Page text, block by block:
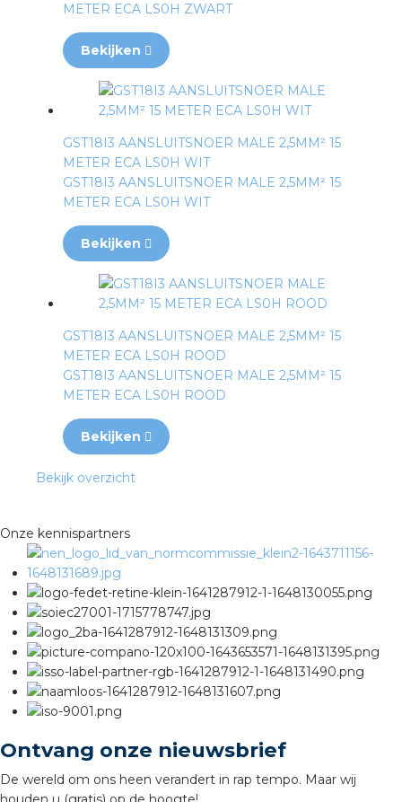
METER ECA LS0H ZWART
Bekijken
GST18I3 AANSLUITSNOER MALE 2,5MM² 15
METER ECA LS0H WIT
GST18I3 AANSLUITSNOER MALE 2,5MM² 15
METER ECA LS0H WIT
Bekijken
GST18I3 AANSLUITSNOER MALE 2,5MM² 15
METER ECA LS0H ROOD
GST18I3 AANSLUITSNOER MALE 2,5MM² 15
METER ECA LS0H ROOD
Bekijken
Bekijk overzicht
Onze kennispartners
Ontvang onze nieuwsbrief
De wereld om ons heen verandert in rap tempo. Maar wij